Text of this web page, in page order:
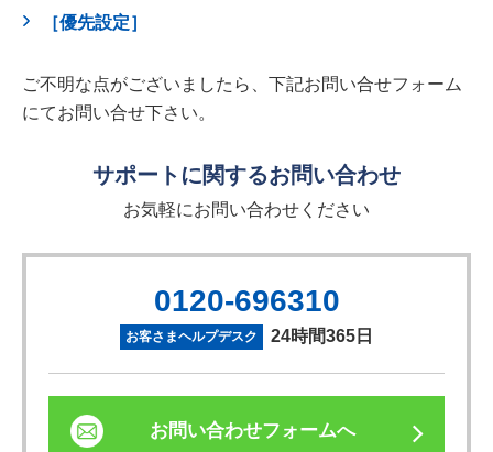
［優先設定］
ご不明な点がございましたら、下記お問い合せフォーム
にてお問い合せ下さい。
サポートに関するお問い合わせ
お気軽にお問い合わせください
0120-696310
お客さまヘルプデスク 24時間365日
お問い合わせフォームへ